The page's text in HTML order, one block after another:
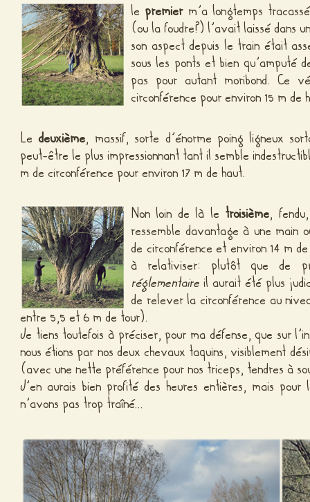
lepremier m’a longtemps
(ou la foudre?) l’avait laissé dans
son aspect depuis le train était
sous les ponts et bien qu’amputé
pas pour autant moribond. Ce
circonférence pour environ 15 m de
Ledeuxième, massif, sorte d’énorme poing ligneux
peut-être le plus impressionnant tant il semble
m de circonférence pour environ 17 m de haut.
Non loin de là letroisième,
ressemble davantage à une main
de circonférence et environ 14 m
à relativiser: plutôt que de
réglementaire il aurait été plus
de relever la circonférence au
entre 5,5 et 6 m de tour).
Je tiens toutefois à préciser, pour ma défense, que sur
nous étions par nos deux chevaux taquins, visiblement
(avec une nette préférence pour nos triceps, tendres à
J’en aurais bien profité des heures entières, mais
n’avons pas trop traîné…